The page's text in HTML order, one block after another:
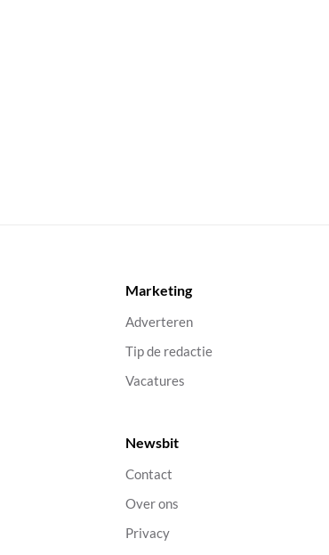
Marketing
Adverteren
Tip de redactie
Vacatures
Newsbit
Contact
Over ons
Privacy